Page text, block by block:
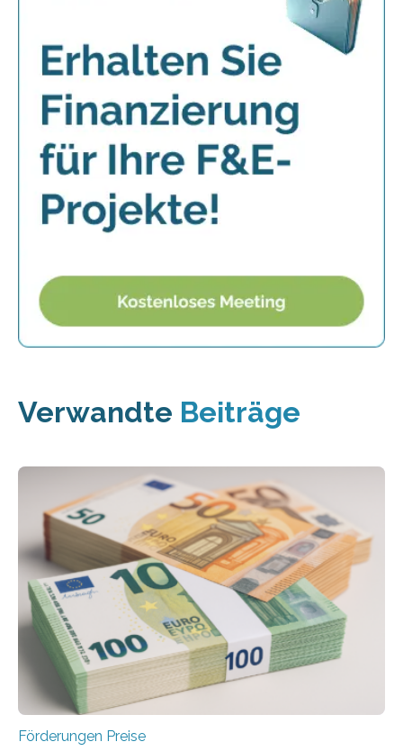
Verwandte Beiträge
Förderungen Preise